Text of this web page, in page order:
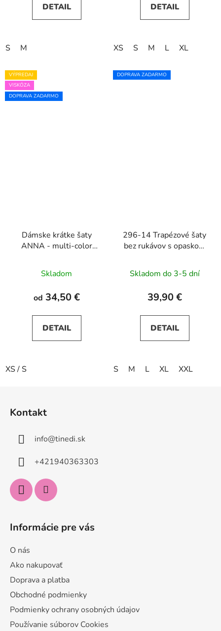
DETAIL
S M
DETAIL
XS S M L XL
VÝPREDAJ
VISKÓZA
DOPRAVA ZADARMO
Dámske krátke šaty
ANNA - multi-color
Skladom
od 34,50 €
DETAIL
XS / S
DOPRAVA ZADARMO
296-14 Trapézové šaty
bez rukávov s opaskom
zelené
Skladom do 3-5 dní
39,90 €
DETAIL
S M L XL XXL
Kontakt
info@tinedi.sk
+421940363303
Informácie pre vás
O nás
Ako nakupovať
Doprava a platba
Obchodné podmienky
Podmienky ochrany osobných údajov
Používanie súborov Cookies